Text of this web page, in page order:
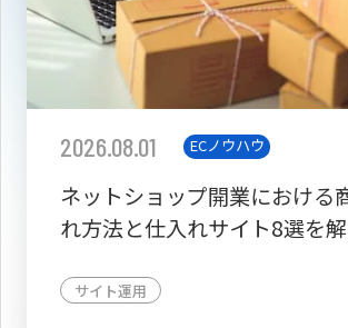
2026.08.01 ECノウハウ
ネットショップ開業における
れ方法と仕入れサイト8選を
サイト運用